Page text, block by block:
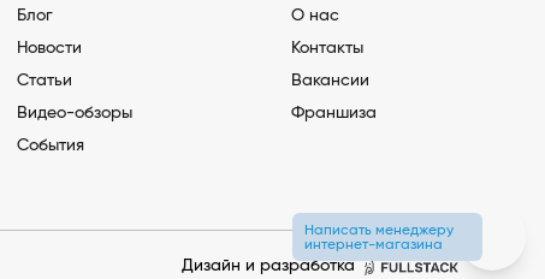
Блог
Новости
Статьи
Видео-обзоры
События
О нас
Контакты
Вакансии
Франшиза
Дизайн и разработка
Написать менеджеру
интернет-магазина